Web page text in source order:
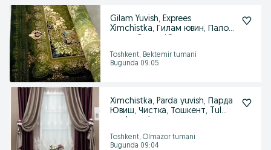
Gilam Yuvish, Exprees
Ximchistka, Гилам ювин, Палос
Toshkent, Bektemir tumani
Bugunda 09:05
Ximchistka, Parda yuvish, Парда
Ювиш, Чистка, Тошкент, Tul
Toshkent, Olmazor tumani
Bugunda 09:04